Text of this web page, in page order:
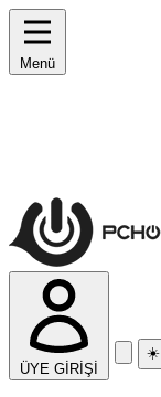
Menü
ÜYE GİRİŞİ
☀️